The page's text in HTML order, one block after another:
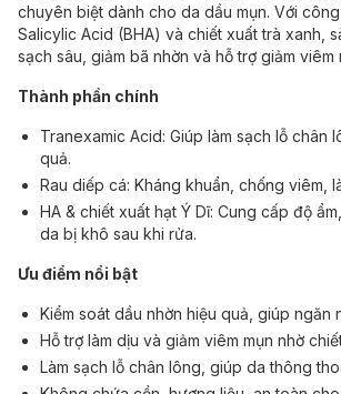
chuyên biệt dành cho da dầu mụn. Với
Salicylic Acid (BHA) và chiết xuất trà xanh,
sạch sâu, giảm bã nhờn và hỗ trợ giảm viêm
Thành phần chính
Tranexamic Acid: Giúp làm sạch lỗ chân
quả.
Rau diếp cá: Kháng khuẩn, chống viêm,
HA & chiết xuất hạt Ý Dĩ: Cung cấp độ
da bị khô sau khi rửa.
Ưu điểm nổi bật
Kiểm soát dầu nhờn hiệu quả, giúp ngăn
Hỗ trợ làm dịu và giảm viêm mụn nhờ
Làm sạch lỗ chân lông, giúp da thông